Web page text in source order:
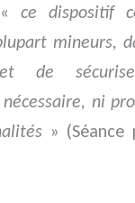
ce dispositif
mineurs,
de
ni
»